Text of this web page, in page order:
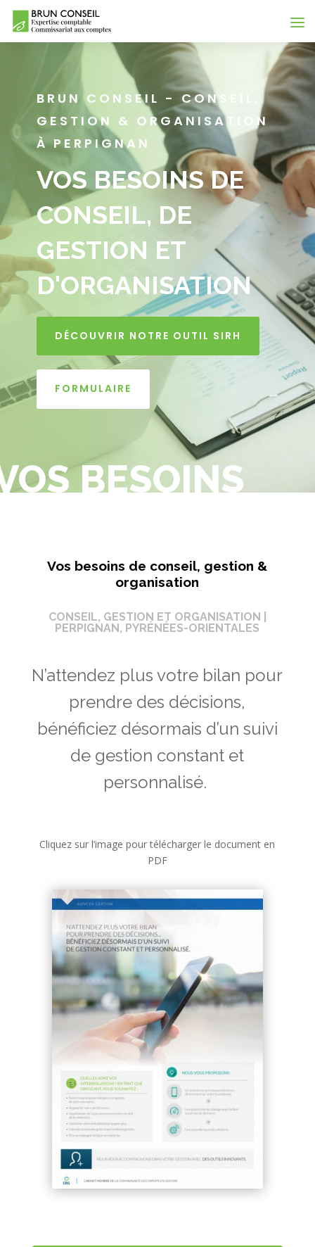
BRUN CONSEIL - CONSEIL,
GESTION & ORGANISATION
À PERPIGNAN
VOS BESOINS DE
CONSEIL, DE
GESTION ET
D'ORGANISATION
DÉCOUVRIR NOTRE OUTIL SIRH
FORMULAIRE
BESOINS
Vos besoins de conseil, gestion &
organisation
CONSEIL, GESTION ET ORGANISATION |
PERPIGNAN, PYRÉNÉES-ORIENTALES
N’attendez plus votre bilan pour
prendre des décisions,
bénéficiez désormais d’un suivi
de gestion constant et
personnalisé.
Cliquez sur l’image pour télécharger le document en
PDF